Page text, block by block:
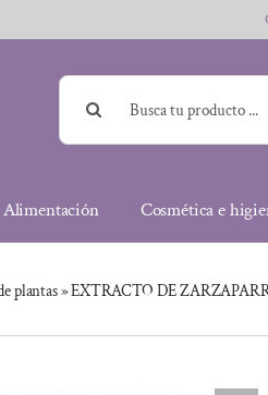
Buscar:
Alimentación Cosmética e
plantas»EXTRACTO DE